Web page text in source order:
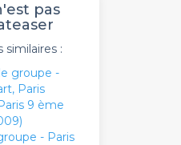
pas
:
groupe -
Paris
9 ème
- Paris